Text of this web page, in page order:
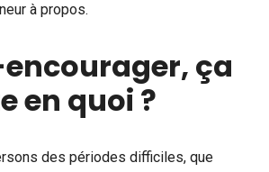
à propos.
ça
en quoi ?
des périodes difficiles, que